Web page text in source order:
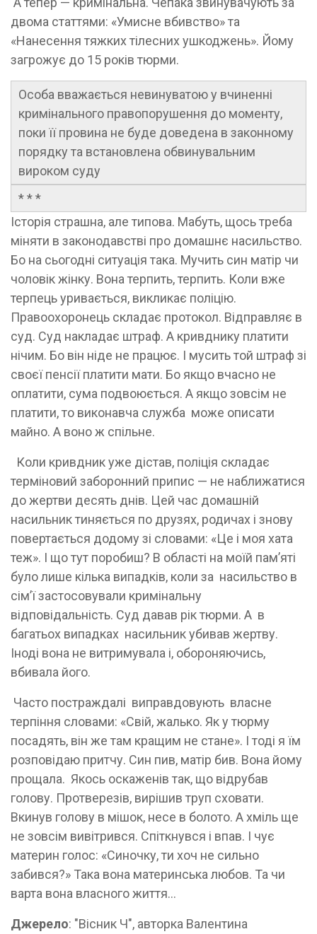
двома статтями: «Умисне вбивство» та
«Нанесення тяжких тілесних ушкоджень». Йому
загрожує до 15 років тюрми.
Особа вважається невинуватою у вчиненні
кримінального правопорушення до моменту,
поки її провина не буде доведена в законному
порядку та встановлена обвинувальним
вироком суду
* * *
Історія страшна, але типова. Мабуть, щось треба
міняти в законодавстві про домашнє насильство.
Бо на сьогодні ситуація така. Мучить син матір чи
чоловік жінку. Вона терпить, терпить. Коли вже
терпець уривається, викликає поліцію.
Правоохоронець складає протокол. Відправляє в
суд. Суд накладає штраф. А кривднику платити
нічим. Бо він ніде не працює. І мусить той штраф зі
своєї пенсії платити мати. Бо якщо вчасно не
оплатити, сума подвоюється. А якщо зовсім не
платити, то виконавча служба може описати
майно. А воно ж спільне.
Коли кривдник уже дістав, поліція складає
терміновий заборонний припис — не наближатися
до жертви десять днів. Цей час домашній
насильник тиняється по друзях, родичах і знову
повертається додому зі словами: «Це і моя хата
теж». І що тут поробиш? В області на моїй пам’яті
було лише кілька випадків, коли за насильство в
сім’ї застосовували кримінальну
відповідальність. Суд давав рік тюрми. А в
багатьох випадках насильник убивав жертву.
Іноді вона не витримувала і, обороняючись,
вбивала його.
Часто постраждалі виправдовують власне
терпіння словами: «Свій, жалько. Як у тюрму
посадять, він же там кращим не стане». І тоді я їм
розповідаю притчу. Син пив, матір бив. Вона йому
прощала. Якось оскаженів так, що відрубав
голову. Протверезів, вирішив труп сховати.
Вкинув голову в мішок, несе в болото. А хміль ще
не зовсім вивітрився. Спіткнувся і впав. І чує
материн голос: «Синочку, ти хоч не сильно
забився?» Така вона материнська любов. Та чи
варта вона власного життя…
Джерело: "Вісник Ч", авторка Валентина